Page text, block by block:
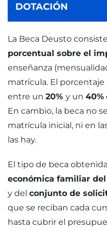
DOTACIÓN
La Beca Deusto
porcentual sobre el
enseñanza
matrícula. El
entre un 20% y un 40%
En cambio, la beca no
matrícula inicial, ni en
las hay.
El tipo de beca
económica familiar
y del conjunto de
que se reciban cada
hasta cubrir el